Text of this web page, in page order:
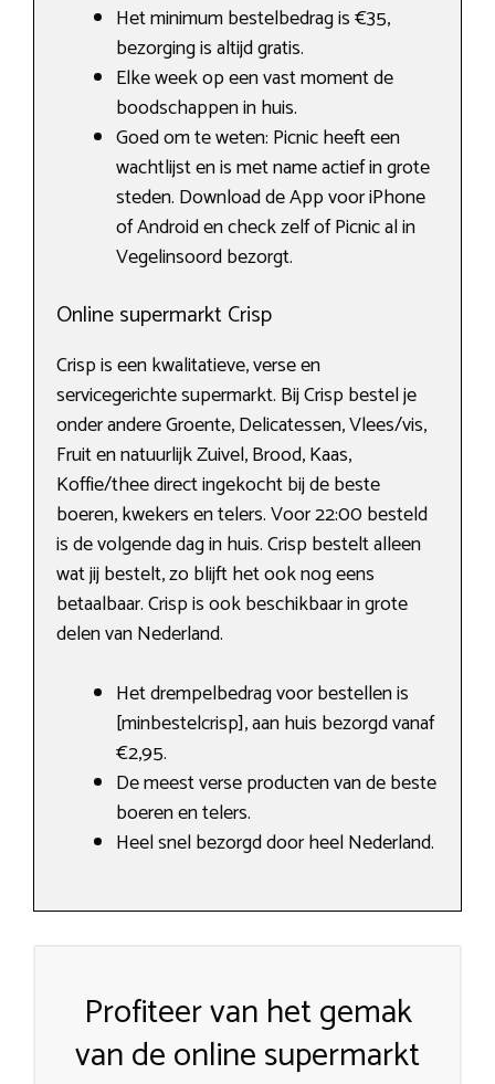
Het minimum bestelbedrag is €35,
bezorging is altijd gratis.
Elke week op een vast moment de
boodschappen in huis.
Goed om te weten: Picnic heeft een
wachtlijst en is met name actief in grote
steden. Download de App voor iPhone
of Android en check zelf of Picnic al in
Vegelinsoord bezorgt.
Online supermarkt Crisp
Crisp is een kwalitatieve, verse en
servicegerichte supermarkt. Bij Crisp bestel je
onder andere Groente, Delicatessen, Vlees/vis,
Fruit en natuurlijk Zuivel, Brood, Kaas,
Koffie/thee direct ingekocht bij de beste
boeren, kwekers en telers. Voor 22:00 besteld
is de volgende dag in huis. Crisp bestelt alleen
wat jij bestelt, zo blijft het ook nog eens
betaalbaar. Crisp is ook beschikbaar in grote
delen van Nederland.
Het drempelbedrag voor bestellen is
[minbestelcrisp], aan huis bezorgd vanaf
€2,95.
De meest verse producten van de beste
boeren en telers.
Heel snel bezorgd door heel Nederland.
Profiteer van het gemak
van de online supermarkt